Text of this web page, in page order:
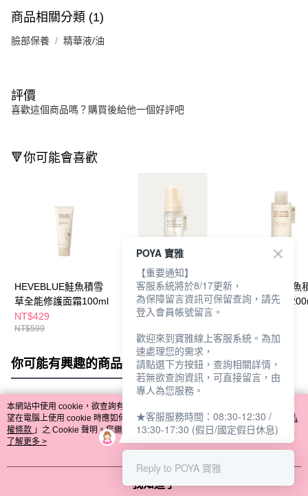
商品相關分類 (1)
臉部保養 精華液/油
評價
喜歡這個商品嗎？購買後給他一個好評吧
🔻你可能會喜歡
HEVEBLUE鮭魚積雪
草全能修護面霜100ml
NT$429
NT$599
HEVEBLUE鮭魚積雪
草潔面泡泡200ml
NT$489
HEVEBLUE鮭魚
草舒緩化妝水
你可能有興趣的商品 全站排行
熱門標籤
本網站中使用 cookie，欲查詢有關本網站使用 cookie 方式之詳情，及若您不希
望在電腦上使用 cookie 時應如何變更電腦的 cookie 設定，請參閱本網站「
隱私
權條款 」之 Cookie 聲明。您繼續使用本網站即表示您同意本公司得按本網站使
用條款之 Cookie 聲明使用 cookie。
了解更多 >
我知道了
POYA 寶雅
【重要通知】
客服系統將於8/17更新，
為保障留言資訊可保留查詢，請先
登入會員帳號留言。
歡迎來到寶雅線上客服系統。為加
速處理您的需求，
請點選下方按鈕，查詢相關詳情，
若無欲查詢資訊，可直接留言，由
專人為您服務。
★客服服務時間：08:30-12:30 /
13:30-17:30 (假日/國定假日休息)
Reply to POYA 寶雅